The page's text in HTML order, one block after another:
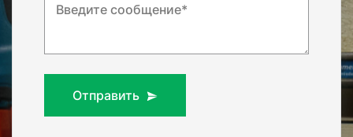
Введите сообщение*
Отправить